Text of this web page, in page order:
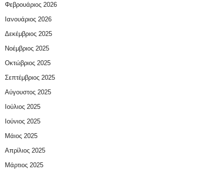
Φεβρουάριος 2026
Ιανουάριος 2026
Δεκέμβριος 2025
Νοέμβριος 2025
Οκτώβριος 2025
Σεπτέμβριος 2025
Αύγουστος 2025
Ιούλιος 2025
Ιούνιος 2025
Μάιος 2025
Απρίλιος 2025
Μάρτιος 2025